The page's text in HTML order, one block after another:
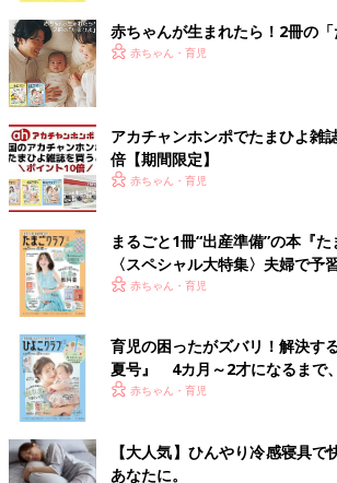
赤ちゃんが生まれたら！2冊の「
赤ちゃん・育児
アカチャンホンポでたまひよ雑
倍【期間限定】
赤ちゃん・育児
まるごと1冊“出産準備”の本『た
〈スペシャル大特集〉夫婦で予
赤ちゃん・育児
育児の困ったがズバリ！解決す
夏号』 4カ月～2才になるまで
いっぱい！
赤ちゃん・育児
【大人気】ひんやり冷感寝具で
あなたに。